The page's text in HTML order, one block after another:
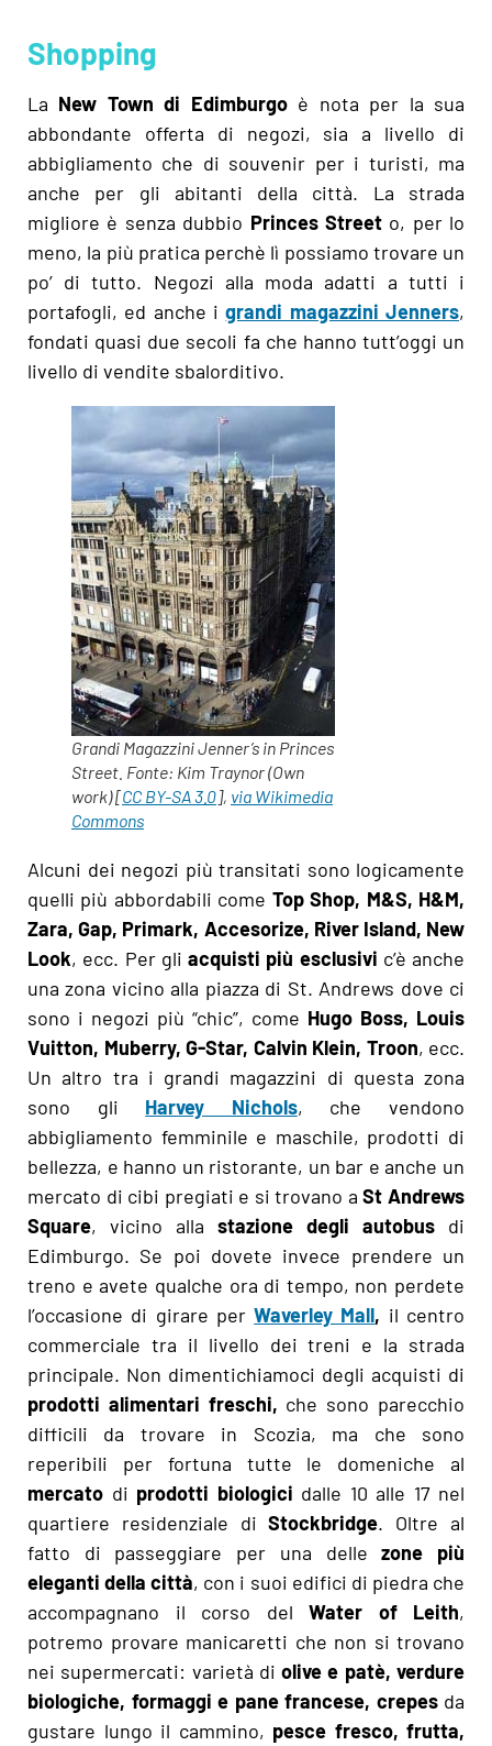
Shopping
La New Town di Edimburgoè nota per la sua
abbondante offerta di negozi, sia a livello di
abbigliamento che di souvenir per i turisti, ma
anche per gli abitanti della città. La strada
migliore è senza dubbio Princes Streeto, per lo
meno, la più pratica perchè lì possiamo trovare un
po’ di tutto. Negozi alla moda adatti a tutti i
portafogli, ed anche igrandi magazzini Jenners,
fondati quasi due secoli fa che hanno tutt’oggi un
livello di vendite sbalorditivo.
Grandi Magazzini Jenner’s in Princes
Street. Fonte: Kim Traynor (Own
work) [CC BY-SA 3.0], via Wikimedia
Commons
Alcuni dei negozi più transitati sono logicamente
quelli più abbordabili come Top Shop, M&S, H&M,
Zara, Gap, Primark, Accesorize, River Island, New
Look, ecc. Per gli acquisti più esclusivi c’è anche
una zona vicino alla piazza di St. Andrews dove ci
sono i negozi più “chic”, come Hugo Boss, Louis
Vuitton, Muberry, G-Star, Calvin Klein, Troon, ecc.
Un altro tra i grandi magazzini di questa zona
sono gli Harvey Nichols, che vendono
abbigliamento femminile e maschile, prodotti di
bellezza, e hanno un ristorante, un bar e anche un
mercato di cibi pregiati e si trovano a St Andrews
Square, vicino alla stazione degli autobus di
Edimburgo. Se poi dovete invece prendere un
treno e avete qualche ora di tempo, non perdete
l’occasione di girare perWaverley Mall, il centro
commerciale tra il livello dei treni e la strada
principale. Non dimentichiamoci degli acquisti di
prodotti alimentari freschi, che sono parecchio
difficili da trovare in Scozia, ma che sono
reperibili per fortuna tutte le domeniche al
mercato di prodotti biologici dalle 10 alle 17 nel
quartiere residenziale diStockbridge. Oltre al
fatto di passeggiare per una delle zone più
eleganti della città, con i suoi edifici di piedra che
accompagnano il corso del Water of Leith,
potremo provare manicaretti che non si trovano
nei supermercati: varietà diolive e patè, verdure
biologiche, formaggi e pane francese, crepesda
gustare lungo il cammino, pesce fresco, frutta,